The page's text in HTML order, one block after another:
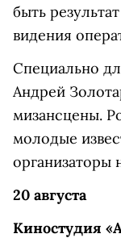
быть
видения
Специально
Андрей
мизансцены.
молодые
организаторы
20 августа
Киностудия